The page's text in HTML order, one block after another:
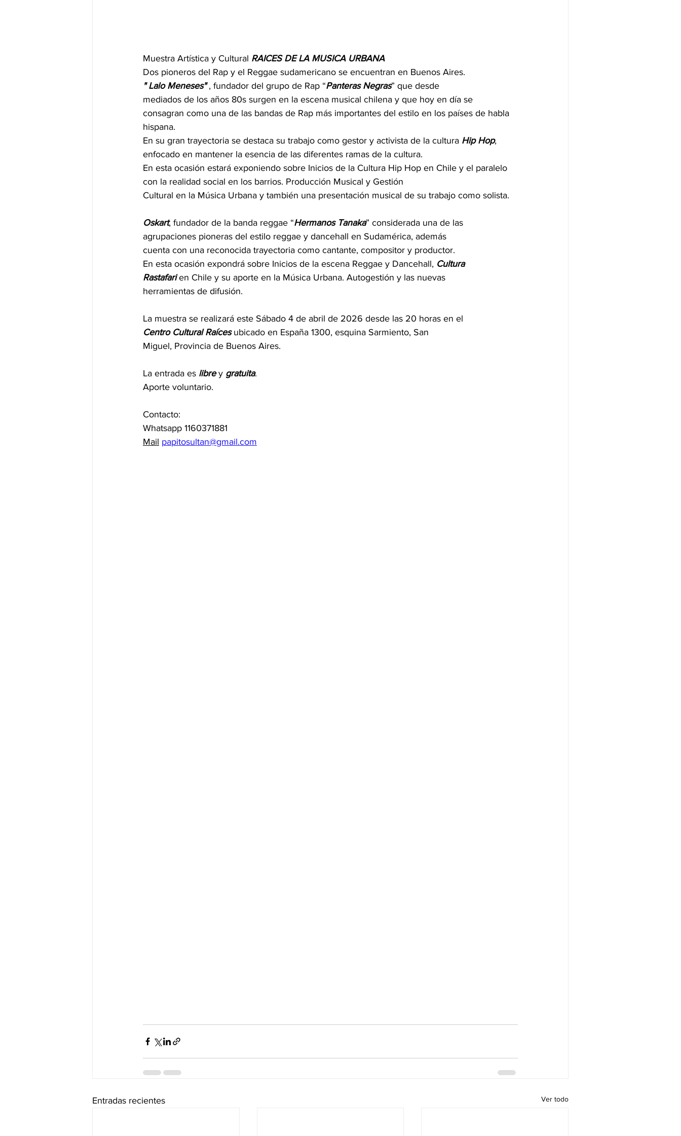
Muestra Artística y Cultural RAICES DE LA MUSICA URBANA
Dos pioneros del Rap y el Reggae sudamericano se encuentran en Buenos Aires.
" Lalo Meneses" , fundador del grupo de Rap “Panteras Negras” que desde
mediados de los años 80s surgen en la escena musical chilena y que hoy en día se
consagran como una de las bandas de Rap más importantes del estilo en los países de habla
hispana.
En su gran trayectoria se destaca su trabajo como gestor y activista de la cultura Hip Hop,
enfocado en mantener la esencia de las diferentes ramas de la cultura.
En esta ocasión estará exponiendo sobre Inicios de la Cultura Hip Hop en Chile y el paralelo
con la realidad social en los barrios. Producción Musical y Gestión
Cultural en la Música Urbana y también una presentación musical de su trabajo como solista.
Oskart, fundador de la banda reggae “Hermanos Tanaka” considerada una de las
agrupaciones pioneras del estilo reggae y dancehall en Sudamérica, además
cuenta con una reconocida trayectoria como cantante, compositor y productor.
En esta ocasión expondrá sobre Inicios de la escena Reggae y Dancehall, Cultura
Rastafari en Chile y su aporte en la Música Urbana. Autogestión y las nuevas
herramientas de difusión.
La muestra se realizará este Sábado 4 de abril de 2026 desde las 20 horas en el
Centro Cultural Raíces ubicado en España 1300, esquina Sarmiento, San
Miguel, Provincia de Buenos Aires.
La entrada es libre y gratuita.
Aporte voluntario.
Contacto:
Whatsapp 1160371881
Mail papitosultan@gmail.com
Entradas recientes Ver todo